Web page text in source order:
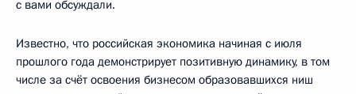
с вами обсуждали.
Известно, что российская экономика начиная с июля
прошлого года демонстрирует позитивную динамику, в том
числе за счёт освоения бизнесом образовавшихся ниш